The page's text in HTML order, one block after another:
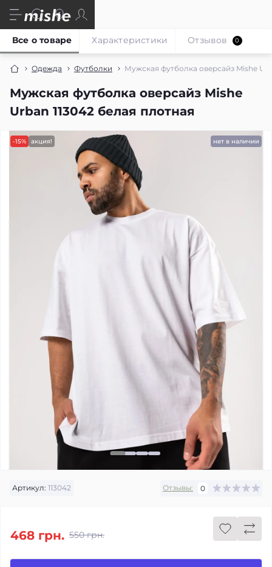
Одежда Футболки Мужская футболка оверсайз Mishe
Мужская футболка оверсайз Mishe
Urban 113042 белая плотная
Все о товаре Характеристики Отзывов 0
-15% акция! нет в наличии
Артикул: 113042 Отзывы: 0
550 грн.
468 грн.